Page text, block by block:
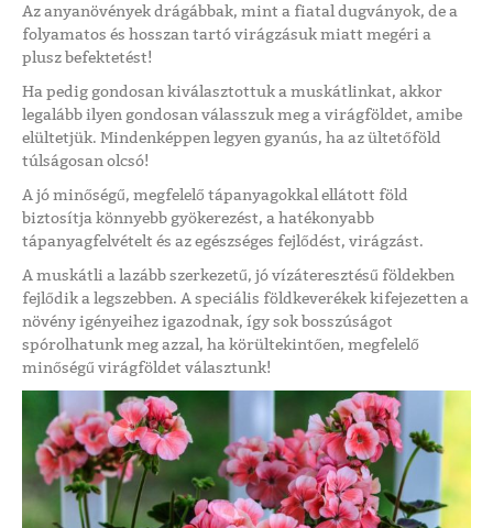
Az anyanövények drágábbak, mint a fiatal dugványok, de a
folyamatos és hosszan tartó virágzásuk miatt megéri a
plusz befektetést!
Ha pedig gondosan kiválasztottuk a muskátlinkat, akkor
legalább ilyen gondosan válasszuk meg a virágföldet, amibe
elültetjük. Mindenképpen legyen gyanús, ha az ültetőföld
túlságosan olcsó!
A jó minőségű, megfelelő tápanyagokkal ellátott föld
biztosítja könnyebb gyökerezést, a hatékonyabb
tápanyagfelvételt és az egészséges fejlődést, virágzást.
A muskátli a lazább szerkezetű, jó vízáteresztésű földekben
fejlődik a legszebben. A speciális földkeverékek kifejezetten a
növény igényeihez igazodnak, így sok bosszúságot
spórolhatunk meg azzal, ha körültekintően, megfelelő
minőségű virágföldet választunk!